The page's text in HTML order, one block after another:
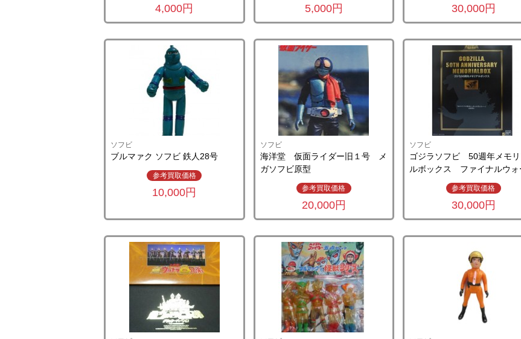
4,000円 5,000円 30,000円
ソフビ
ブルマァク ソフビ 鉄人28号
参考買取価格
10,000円
ソフビ
海洋堂 仮面ライダー旧１号 メ
ガソフビ原型
参考買取価格
20,000円
ソフビ
ゴジラソフビ 50週年メモ
ルボックス ファイナルウォ
参考買取価格
30,000円